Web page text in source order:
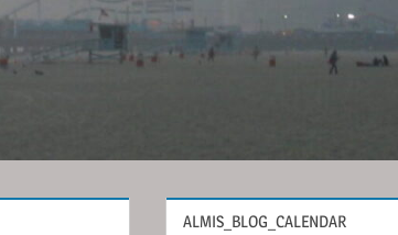
ALMIS_BLOG_CALENDAR